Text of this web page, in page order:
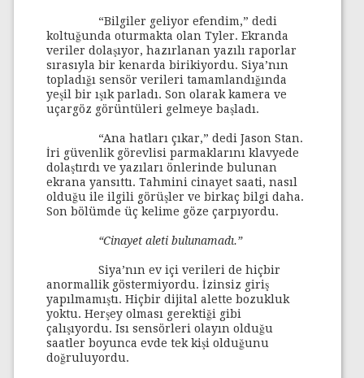
“Bilgiler geliyor efendim,” dedi
koltuğunda oturmakta olan Tyler. Ekranda
veriler dolaşıyor, hazırlanan yazılı raporlar
sırasıyla bir kenarda birikiyordu. Siya’nın
topladığı sensör verileri tamamlandığında
yeşil bir ışık parladı. Son olarak kamera ve
uçargöz görüntüleri gelmeye başladı.
“Ana hatları çıkar,” dedi Jason Stan.
İri güvenlik görevlisi parmaklarını klavyede
dolaştırdı ve yazıları önlerinde bulunan
ekrana yansıttı. Tahmini cinayet saati, nasıl
olduğu ile ilgili görüşler ve birkaç bilgi daha.
Son bölümde üç kelime göze çarpıyordu.
“Cinayet aleti bulunamadı.”
Siya’nın ev içi verileri de hiçbir
anormallik göstermiyordu. İzinsiz giriş
yapılmamıştı. Hiçbir dijital alette bozukluk
yoktu. Herşey olması gerektiği gibi
çalışıyordu. Isı sensörleri olayın olduğu
saatler boyunca evde tek kişi olduğunu
doğruluyordu.